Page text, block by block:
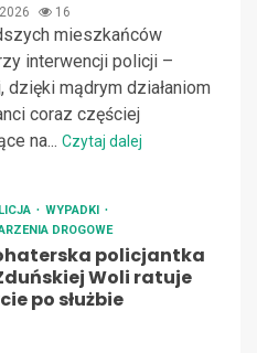
16
mieszkańców
interwencji policji –
mądrym działaniom
coraz częściej
na... Czytaj dalej
WYPADKI
DROGOWE
policjantka
Woli ratuje
po służbie